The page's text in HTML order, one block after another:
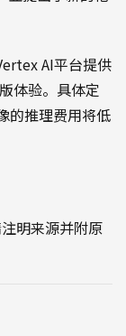
AI平台提供
体验。具体定
的推理费用将低
明来源并附原